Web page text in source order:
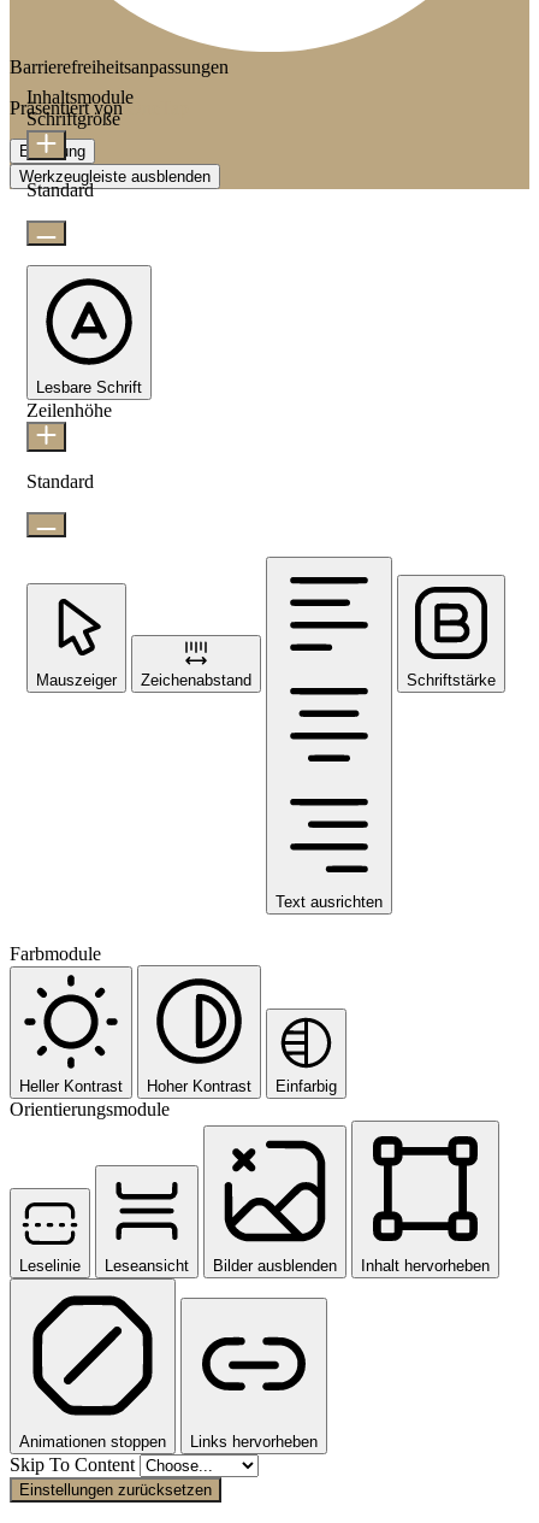
Barrierefreiheitsanpassungen
Präsentiert vonOneTap
Erklärung
Werkzeugleiste ausblenden
Inhaltsmodule
Schriftgröße
Standard
Lesbare Schrift
Zeilenhöhe
Standard
Mauszeiger Zeichenabstand
Text ausrichten
Schriftstärke
Farbmodule
Heller Kontrast Hoher Kontrast Einfarbig
Orientierungsmodule
Leselinie Leseansicht Bilder ausblenden Inhalt hervorheben
Animationen stoppen Links hervorheben
Skip To Content
Einstellungen zurücksetzen